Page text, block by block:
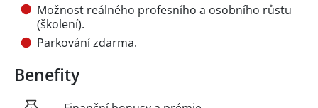
Možnost reálného profesního a osobního růstu
(školení).
Parkování zdarma.
Benefity